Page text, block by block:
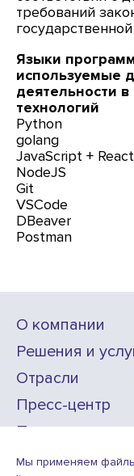
требований
Языки
используемые
деятельности
технологий
Python
golang
JavaScript +
NodeJS
Git
VSCode
DBeaver
Postman
О компании
Решения и
Отрасли
Пресс-центр
Проекты
Карьера
Мы применяем